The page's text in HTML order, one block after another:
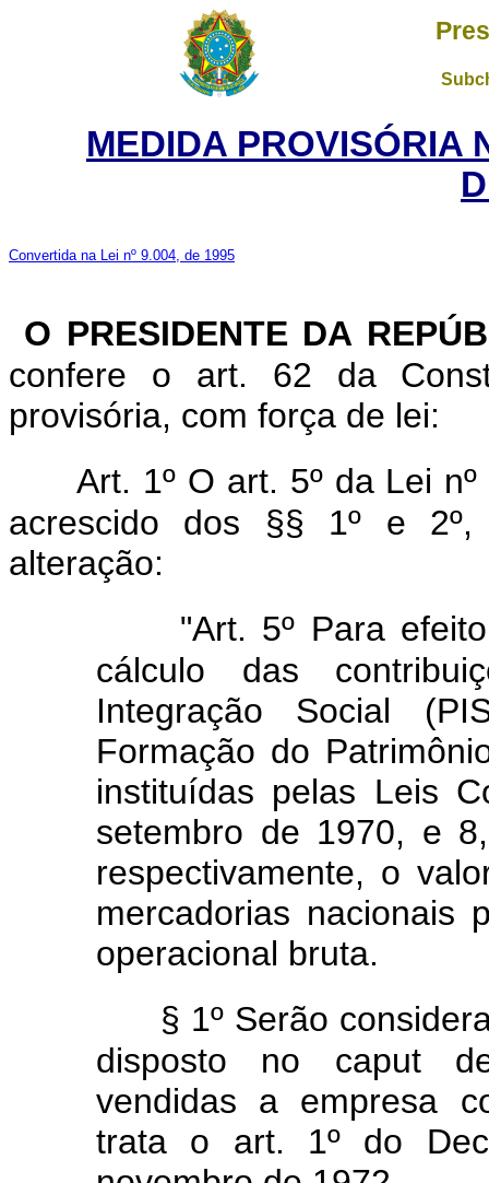
MEDIDA PROVISÓRIA
Convertida na Lei nº 9.004, de 1995
O PRESIDENTE DA
confere o art. 62 da
provisória, com força de lei:
Art. 1º O art. 5º da Lei
acrescido dos §§ 1º e
alteração:
"Art. 5º Para
cálculo das
Integração Social
Formação do
instituídas pelas Leis
setembro de 1970, e
respectivamente, o
mercadorias nacionais
operacional bruta.
§ 1º Serão
disposto no caput
vendidas a empresa
trata o art. 1º do